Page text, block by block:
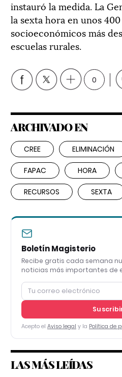
instauró la medida. La
la sexta hora en unos
socioeconómicos más
escuelas rurales.
0
ARCHIVADO EN
CREE ELIMINACIÓN
FAPAC HORA
RECURSOS SEXTA
Boletín Magisterio
Recibe gratis cada semana
noticias más importantes de
Acepto el Aviso legal y la Política de
LAS MÁS LEÍDAS